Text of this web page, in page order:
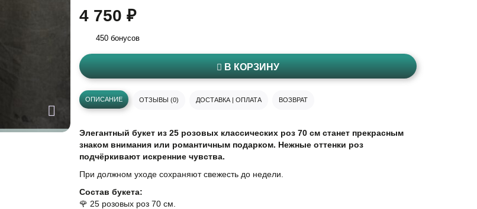
4 750 ₽
450 бонусов
В КОРЗИНУ
ОПИСАНИЕ ОТЗЫВЫ (0) ДОСТАВКА | ОПЛАТА ВОЗВРАТ
Элегантный букет из 25 розовых классических роз 70 см станет прекрасным
знаком внимания или романтичным подарком. Нежные оттенки роз
подчёркивают искренние чувства.
При должном уходе сохраняют свежесть до недели.
Состав букета:
🌹 25 розовых роз 70 см.